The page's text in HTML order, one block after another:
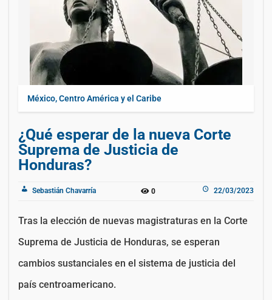
México, Centro América y el Caribe
¿Qué esperar de la nueva Corte
Suprema de Justicia de
Honduras?
Sebastián Chavarría 0 22/03/2023
Tras la elección de nuevas magistraturas en la Corte
Suprema de Justicia de Honduras, se esperan
cambios sustanciales en el sistema de justicia del
país centroamericano.